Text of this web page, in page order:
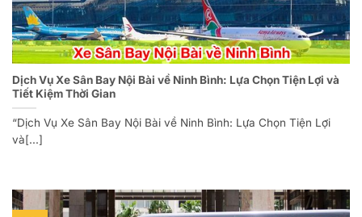
Dịch Vụ Xe Sân Bay Nội Bài về Ninh Bình: Lựa Chọn Tiện Lợi và
Tiết Kiệm Thời Gian
“Dịch Vụ Xe Sân Bay Nội Bài về Ninh Bình: Lựa Chọn Tiện Lợi
và[...]